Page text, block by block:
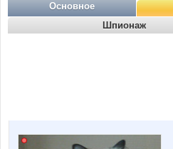
Основное
Шпионаж